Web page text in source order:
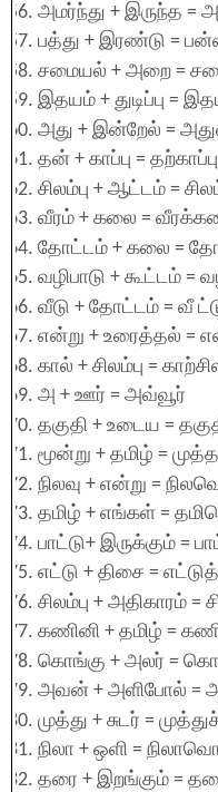
அமர்ந்து + இருந்த =
பத்து + இரண்டு =
சமையல் + அறை =
இதயம் + துடிப்பு =
அது + இன்றேல் =
தன் + காப்பு = தற்காப்பு
சிலம்பு + ஆட்டம் =
வீரம் + கலை =
தோட்டம் + கலை =
வழிபாடு + கூட்டம் =
வீடு + தோட்டம் = வீ
என்று + உரைத்தல் =
கால் + சிலம்பு =
அ + ஊர் = அவ்வூர்
தகுதி + உடைய =
மூன்று + தமிழ் =
நிலவு + என்று =
தமிழ் + எங்கள் =
பாட்டு+ இருக்கும் =
எட்டு + திசை =
சிலம்பு + அதிகாரம் =
கணினி + தமிழ் =
கொங்கு + அலர் =
அவன் + அளிபோல் =
முத்து + சுடர் =
நிலா + ஒளி =
தரை + இறங்கும் =